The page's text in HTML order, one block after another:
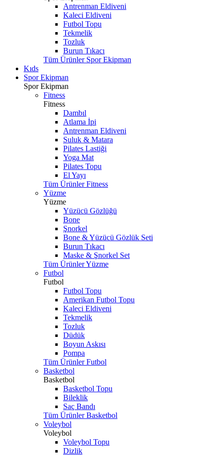
Antrenman Eldiveni
Kaleci Eldiveni
Futbol Topu
Tekmelik
Tozluk
Burun Tıkacı
Tüm Ürünler Spor Ekipman
Kıds
Spor Ekipman
Spor Ekipman
Fitness
Fitness
Dambıl
Atlama İpi
Antrenman Eldiveni
Suluk & Matara
Pilates Lastiği
Yoga Mat
Pilates Topu
El Yayı
Tüm Ürünler Fitness
Yüzme
Yüzme
Yüzücü Gözlüğü
Bone
Şnorkel
Bone & Yüzücü Gözlük Seti
Burun Tıkacı
Maske & Şnorkel Set
Tüm Ürünler Yüzme
Futbol
Futbol
Futbol Topu
Amerikan Futbol Topu
Kaleci Eldiveni
Tekmelik
Tozluk
Düdük
Boyun Askısı
Pompa
Tüm Ürünler Futbol
Basketbol
Basketbol
Basketbol Topu
Bileklik
Saç Bandı
Tüm Ürünler Basketbol
Voleybol
Voleybol
Voleybol Topu
Dizlik